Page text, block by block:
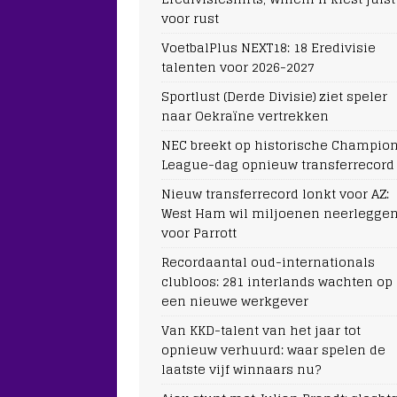
voor rust
VoetbalPlus NEXT18: 18 Eredivisie
talenten voor 2026-2027
Sportlust (Derde Divisie) ziet speler
naar Oekraïne vertrekken
NEC breekt op historische
League-dag opnieuw transferrecord
Nieuw transferrecord lonkt voor AZ:
West Ham wil miljoenen
voor Parrott
Recordaantal oud-internationals
clubloos: 281 interlands wachten op
een nieuwe werkgever
Van KKD-talent van het jaar tot
opnieuw verhuurd: waar spelen de
laatste vijf winnaars nu?